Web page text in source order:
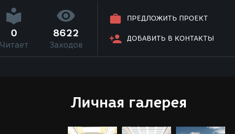
ПРЕДЛОЖИТЬ ПРОЕКТ
ДОБАВИТЬ В КОНТАКТЫ
0
Читает
8622
Заходов
Личная галерея